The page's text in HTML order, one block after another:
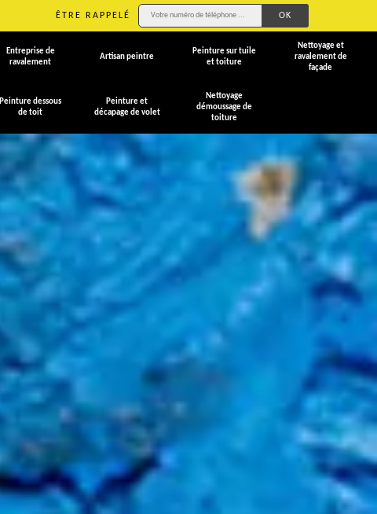
ÊTRE RAPPELÉ
Entreprise de
ravalement
Artisan peintre
Peinture sur tuile
et toiture
Nettoyage et
ravalement de
façade
Peinture dessous
de toit
Peinture et
décapage de volet
Nettoyage
démoussage de
toiture